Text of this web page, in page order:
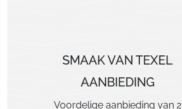
SMAAK VAN TEXEL
AANBIEDING
Voordelige aanbieding van 2